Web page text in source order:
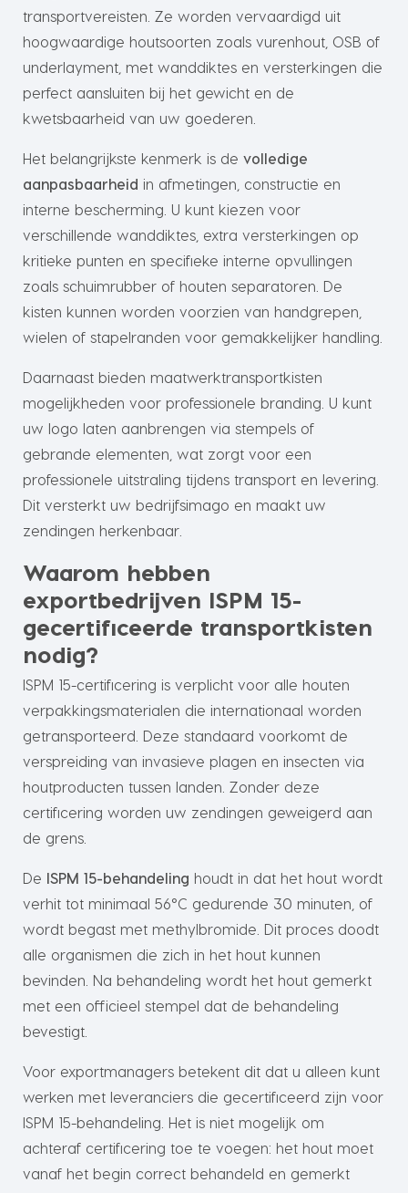
transportvereisten. Ze worden vervaardigd uit
hoogwaardige houtsoorten zoals vurenhout, OSB of
underlayment, met wanddiktes en versterkingen die
perfect aansluiten bij het gewicht en de
kwetsbaarheid van uw goederen.
Het belangrijkste kenmerk is de volledige
aanpasbaarheid in afmetingen, constructie en
interne bescherming. U kunt kiezen voor
verschillende wanddiktes, extra versterkingen op
kritieke punten en specifieke interne opvullingen
zoals schuimrubber of houten separatoren. De
kisten kunnen worden voorzien van handgrepen,
wielen of stapelranden voor gemakkelijker handling.
Daarnaast bieden maatwerktransportkisten
mogelijkheden voor professionele branding. U kunt
uw logo laten aanbrengen via stempels of
gebrande elementen, wat zorgt voor een
professionele uitstraling tijdens transport en levering.
Dit versterkt uw bedrijfsimago en maakt uw
zendingen herkenbaar.
Waarom hebben
exportbedrijven ISPM 15-
gecertificeerde transportkisten
nodig?
ISPM 15-certificering is verplicht voor alle houten
verpakkingsmaterialen die internationaal worden
getransporteerd. Deze standaard voorkomt de
verspreiding van invasieve plagen en insecten via
houtproducten tussen landen. Zonder deze
certificering worden uw zendingen geweigerd aan
de grens.
De ISPM 15-behandeling houdt in dat het hout wordt
verhit tot minimaal 56°C gedurende 30 minuten, of
wordt begast met methylbromide. Dit proces doodt
alle organismen die zich in het hout kunnen
bevinden. Na behandeling wordt het hout gemerkt
met een officieel stempel dat de behandeling
bevestigt.
Voor exportmanagers betekent dit dat u alleen kunt
werken met leveranciers die gecertificeerd zijn voor
ISPM 15-behandeling. Het is niet mogelijk om
achteraf certificering toe te voegen: het hout moet
vanaf het begin correct behandeld en gemerkt